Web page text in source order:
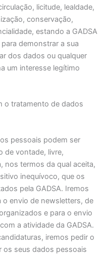
licitude, lealdade,
conservação,
estando a GADSA
demonstrar a sua
dos dados ou qualquer
um interesse legítimo
o tratamento de dados
pessoais podem ser
de vontade, livre,
nos termos da qual aceita,
inequívoco, que os
pela GADSA. Iremos
envio de newsletters, de
e para o envio
a atividade da GADSA.
iremos pedir o
os seus dados pessoais